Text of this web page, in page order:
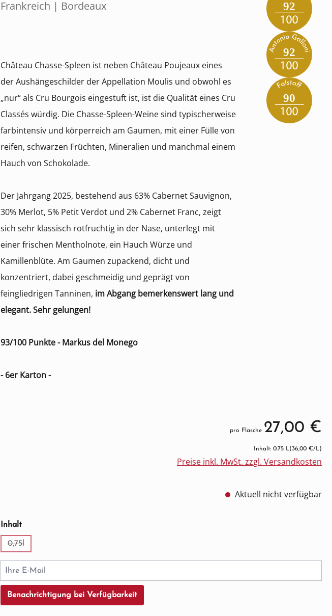
Frankreich | Bordeaux
Château Chasse-Spleen ist neben Château Poujeaux eines
der Aushängeschilder der Appellation Moulis und obwohl es
„nur“ als Cru Bourgois eingestuft ist, ist die Qualität eines Cru
Classés würdig. Die Chasse-Spleen-Weine sind typischerweise
farbintensiv und körperreich am Gaumen, mit einer Fülle von
reifen, schwarzen Früchten, Mineralien und manchmal einem
Hauch von Schokolade.
Der Jahrgang 2025, bestehend aus 63% Cabernet Sauvignon,
30% Merlot, 5% Petit Verdot und 2% Cabernet Franc, zeigt
sich sehr klassisch rotfruchtig in der Nase, unterlegt mit
einer frischen Mentholnote, ein Hauch Würze und
Kamillenblüte. Am Gaumen zupackend, dicht und
konzentriert, dabei geschmeidig und geprägt von
feingliedrigen Tanninen, im Abgang bemerkenswert lang und
elegant. Sehr gelungen!
93/100 Punkte - Markus del Monego
- 6er Karton -
92
92
90
pro Flasche 27,00 €
Inhalt: 0.75 L(36,00 €/L)
Preise inkl. MwSt. zzgl. Versandkosten
Aktuell nicht verfügbar
Inhaltauswählen
0,75l
Ihre E-Mail
Benachrichtigung bei Verfügbarkeit